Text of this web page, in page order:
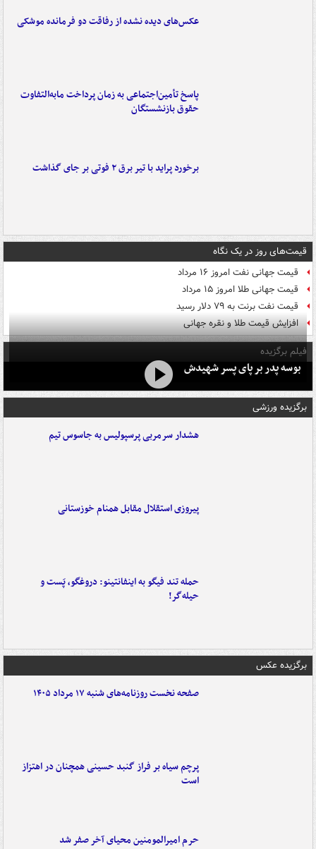
عکس‌های دیده نشده از رفاقت دو فرمانده‌ موشکی
پاسخ تأمین‌اجتماعی به زمان پرداخت مابه‌التفاوت
حقوق بازنشستگان
برخورد پراید با تیر برق ۲ فوتی بر جای گذاشت
قیمت‌های روز در یک نگاه
قیمت جهانی نفت امروز ۱۶ مرداد
قیمت جهانی طلا امروز ۱۵ مرداد
قیمت نفت برنت به ۷۹ دلار رسید
افزایش قیمت طلا و نقره جهانی
فیلم برگزیده
بوسه‌ پدر بر پای پسر شهیدش
برگزیده ورزشی
هشدار سرمربی پرسپولیس به جاسوس تیم
پیروزی استقلال مقابل همنام خوزستانی
حمله تند فیگو به اینفانتینو: دروغگو، پَست‌ و
حیله‌گر!
برگزیده عکس
صفحه نخست روزنامه‌های شنبه ۱۷ مرداد ۱۴۰۵
پرچم سیاه بر فراز گنبد حسینی همچنان در اهتزاز
است
حرم امیرالمومنین محیای آخر صفر شد